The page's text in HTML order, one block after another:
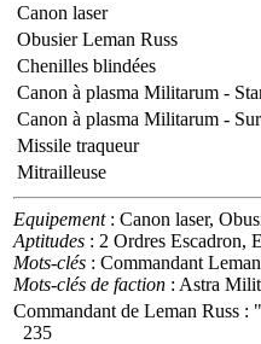
Canon laser
Obusier Leman Russ
Chenilles blindées
Canon à plasma Militarum -
Canon à plasma Militarum -
Missile traqueur
Mitrailleuse
Equipement: Canon laser,
Aptitudes : 2 Ordres Escadron,
Mots-clés : Commandant
Mots-clés de faction : Astra
Commandant de Leman Russ :
235